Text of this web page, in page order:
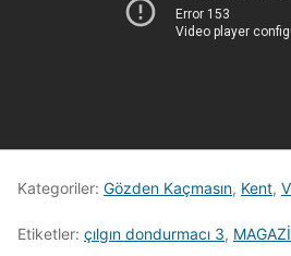
Kategoriler: Gözden Kaçmasın, Kent,
Etiketler: çılgın dondurmacı 3,